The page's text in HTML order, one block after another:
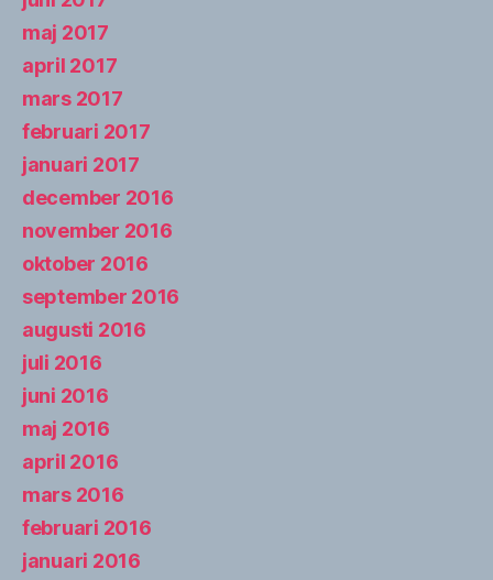
maj 2017
april 2017
mars 2017
februari 2017
januari 2017
december 2016
november 2016
oktober 2016
september 2016
augusti 2016
juli 2016
juni 2016
maj 2016
april 2016
mars 2016
februari 2016
januari 2016